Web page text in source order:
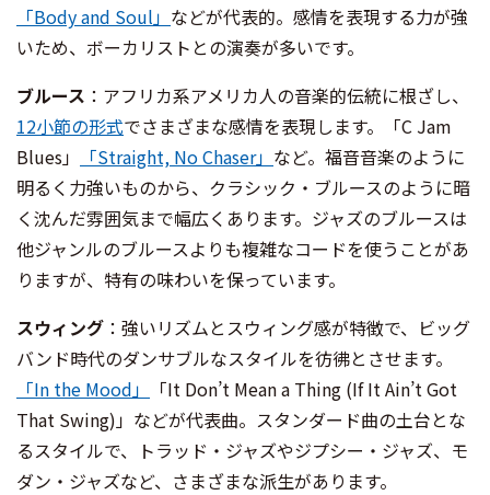
「Body and Soul」 などが代表的。感情を表現する力が強
いため、ボーカリストとの演奏が多いです。
ブルース ：アフリカ系アメリカ人の音楽的伝統に根ざし、
12小節の形式でさまざまな感情を表現します。「C Jam
Blues」
「Straight, No Chaser」 など。福音音楽のように
明るく力強いものから、クラシック・ブルースのように暗
く沈んだ雰囲気まで幅広くあります。ジャズのブルースは
他ジャンルのブルースよりも複雑なコードを使うことがあ
りますが、特有の味わいを保っています。
スウィング ：強いリズムとスウィング感が特徴で、ビッグ
バンド時代のダンサブルなスタイルを彷彿とさせます。
「In the Mood」
「It Don’t Mean a Thing (If It Ain’t Got
That Swing)」などが代表曲。スタンダード曲の土台とな
るスタイルで、トラッド・ジャズやジプシー・ジャズ、モ
ダン・ジャズなど、さまざまな派生があります。